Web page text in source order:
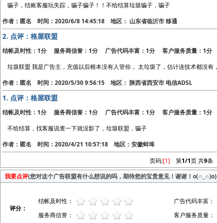
骗子，结账客服玩失踪，骗子骗子！！不给结算垃圾骗子，骗子
作者：匿名 时间：2020/6/8 14:45:18 地区： 山东省临沂市 移通
2. 点评：格屋联盟
结帐及时性：1分 服务商信誉：1分 广告代码丰富：1分 客户服务质量：1分
垃圾联盟 我是广告主，充值以后根本没有人管你， 太垃圾了，估计连技术都没
作者：匿名 时间：2020/5/30 9:56:15 地区： 陕西省西安市 电信ADSL
1. 点评：格屋联盟
结帐及时性：1分 服务商信誉：1分 广告代码丰富：1分 客户服务质量：1分
不给结算，找客服说查一下就没影了，垃圾联盟，骗子
作者：匿名 时间：2020/4/21 10:57:18 地区：安徽蚌埠
页码:[1] 第1/1页 共9条
我要点评(您对这个广告联盟有什么想说的吗，期待您的宝贵意见！谢谢！o(∩_∩)o)
评分：
结帐及时性：
广告代码丰富：
服务商信誉：
客户服务质量：